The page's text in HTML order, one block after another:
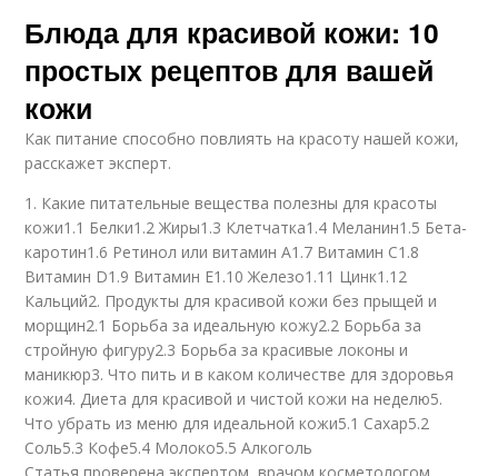
Блюда для красивой кожи: 10
простых рецептов для вашей
кожи
Как питание способно повлиять на красоту нашей кожи,
расскажет эксперт.
1. Какие питательные вещества полезны для красоты
кожи1.1 Белки1.2 Жиры1.3 Клетчатка1.4 Меланин1.5 Бета-
каротин1.6 Ретинол или витамин А1.7 Витамин С1.8
Витамин D1.9 Витамин Е1.10 Железо1.11 Цинк1.12
Кальций2. Продукты для красивой кожи без прыщей и
морщин2.1 Борьба за идеальную кожу2.2 Борьба за
стройную фигуру2.3 Борьба за красивые локоны и
маникюр3. Что пить и в каком количестве для здоровья
кожи4. Диета для красивой и чистой кожи на неделю5.
Что убрать из меню для идеальной кожи5.1 Сахар5.2
Соль5.3 Кофе5.4 Молоко5.5 Алкоголь